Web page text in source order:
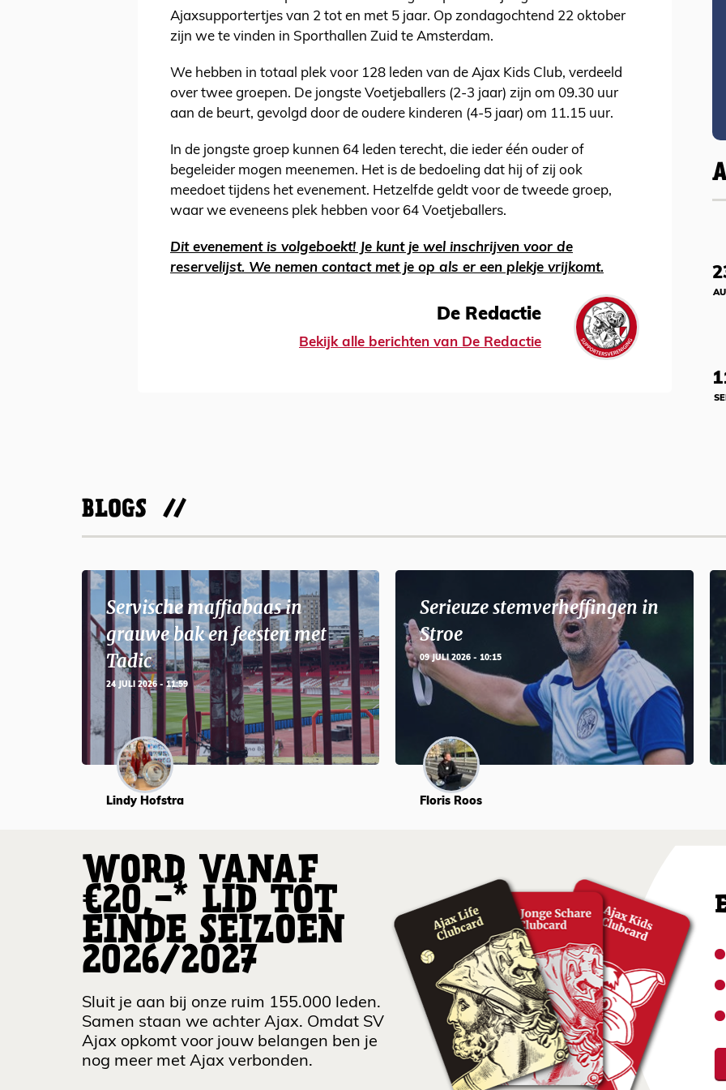
Ajaxsupportertjes van 2 tot en met 5 jaar. Op zondagochtend 22 oktober
zijn we te vinden in Sporthallen Zuid te Amsterdam.
We hebben in totaal plek voor 128 leden van de Ajax Kids Club, verdeeld
over twee groepen. De jongste Voetjeballers (2-3 jaar) zijn om 09.30 uur
aan de beurt, gevolgd door de oudere kinderen (4-5 jaar) om 11.15 uur.
In de jongste groep kunnen 64 leden terecht, die ieder één ouder of
begeleider mogen meenemen. Het is de bedoeling dat hij of zij ook
meedoet tijdens het evenement. Hetzelfde geldt voor de tweede groep,
waar we eveneens plek hebben voor 64 Voetjeballers.
Dit evenement is volgeboekt! Je kunt je wel inschrijven voor de
reservelijst. We nemen contact met je op als er een plekje vrijkomt.
De Redactie
Bekijk alle berichten van De Redactie
BLOGS
Servische maffiabaas in
grauwe bak en feesten met
Tadic
24 JULI 2026 - 11:59
Lindy Hofstra
Serieuze stemverheffingen in
Stroe
09 JULI 2026 - 10:15
Floris Roos
WORD VANAF
€20,-* LID TOT
EINDE SEIZOEN
2026/2027
Sluit je aan bij onze ruim 155.000 leden.
Samen staan we achter Ajax. Omdat SV
Ajax opkomt voor jouw belangen ben je
nog meer met Ajax verbonden.